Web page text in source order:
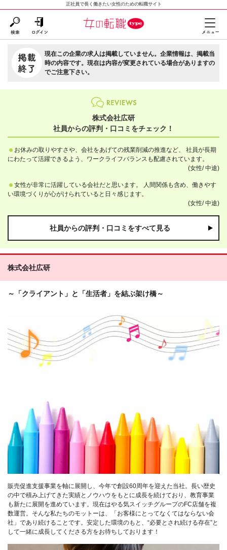
正社員で長く働きたい女性のための転職サイト
現在この企業の求人は掲載していません。企業情報は、掲載当
時の内容です。現在は内容が変更されている場合がありますの
でご注意下さい。
株式会社広研
社員からの評判・口コミをチェック！
お休みの取りやすさや、会社をあげての残業削減の推進など、 社員が長期
にわたって活躍できるよう、ワークライフバランスも配慮されています。
(女性/ 中途)
女性が非常に活躍している会社だと思います。 人間関係も含め、働きやす
い環境づくりが心がけられていると日々感じます。
(女性/ 中途)
社員からの評判・口コミをすべて見る
株式会社広研
～「クライアント」と「生活者」を結ぶ架け橋～
販売促進支援事業を軸に展開し、今年で創設60周年を迎えた当社。長い歴史
の中で積み上げてきた実績とノウハウをもとに成長を続けており、教育事業
も新たに展開を進めています。現在はやる気スイッチグループのFC店舗を複
数運営。そんな私たちのモットーは、「お客様にとってなくてはならない会
社」であり続けることです。安定した環境のもと、“必要とされ続ける存在”と
して一緒に成長してくださる方をお待ちしております！